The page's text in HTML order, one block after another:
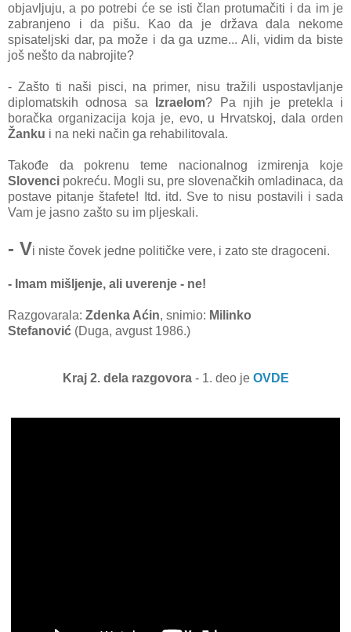
objavljuju, a po potrebi će se isti član protumačiti i da im je
zabranjeno i da pišu. Kao da je država dala nekome
spisateljski dar, pa može i da ga uzme... Ali, vidim da biste
još nešto da nabrojite?
- Zašto ti naši pisci, na primer, nisu tražili uspostavljanje
diplomatskih odnosa sa
Izraelom? Pa njih je pretekla i
boračka organizacija koja je, evo, u Hrvatskoj, dala orden
Žanku i na neki način ga rehabilitovala.
Takođe da pokrenu teme nacionalnog izmirenja koje
Slovenci pokreću. Mogli su, pre slovenačkih omladinaca, da
postave pitanje štafete! Itd. itd. Sve to nisu postavili i sada
Vam je jasno zašto su im pljeskali.
- Vi niste čovek jedne političke vere, i zato ste dragoceni.
- Imam mišljenje, ali uverenje - ne!
Razgovarala: Zdenka Aćin, snimio: Milinko
Stefanović (Duga, avgust 1986.)
Kraj 2. dela razgovora- 1. deo je OVDE